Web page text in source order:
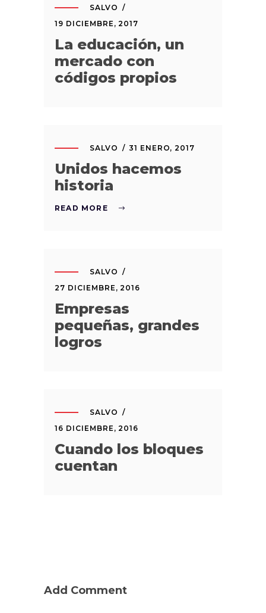
SALVO
19 DICIEMBRE, 2017
La educación, un
mercado con
códigos propios
SALVO 31 ENERO, 2017
Unidos hacemos
historia
READ MORE
SALVO
27 DICIEMBRE, 2016
Empresas
pequeñas, grandes
logros
SALVO
16 DICIEMBRE, 2016
Cuando los bloques
cuentan
Add Comment